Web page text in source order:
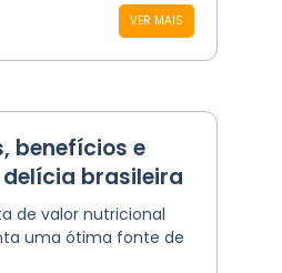
VER MAIS
benefícios e
brasileira
de valor nutricional
uma ótima fonte de